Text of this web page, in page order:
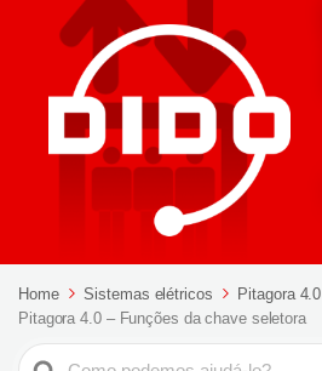
Home Sistemas elétricos
Pitagora 4.0
Pitagora 4.0 – Funções da chave seletora
Pesquisar